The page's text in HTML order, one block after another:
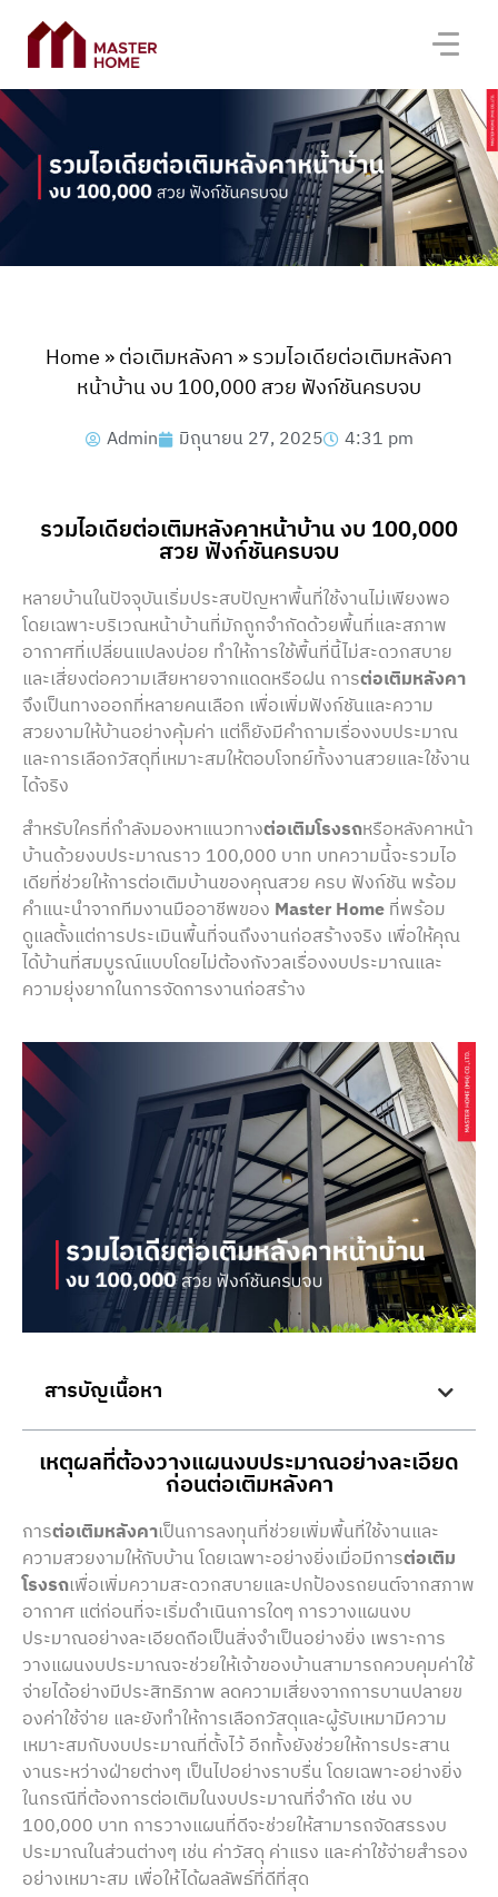
Home »ต่อเติมหลังคา »รวมไอเดียต่อเติมหลังคา
หน้าบ้าน งบ 100,000 สวย ฟังก์ชันครบจบ
Admin มิถุนายน 27, 2025 4:31 pm
รวมไอเดียต่อเติมหลังคาหน้าบ้าน งบ 100,000
สวย ฟังก์ชันครบจบ
หลายบ้านในปัจจุบันเริ่มประสบปัญหาพื้นที่ใช้งานไม่เพียงพอ
โดยเฉพาะบริเวณหน้าบ้านที่มักถูกจำกัดด้วยพื้นที่และสภาพ
อากาศที่เปลี่ยนแปลงบ่อย ทำให้การใช้พื้นที่นี้ไม่สะดวกสบาย
และเสี่ยงต่อความเสียหายจากแดดหรือฝน การต่อเติมหลังคา
จึงเป็นทางออกที่หลายคนเลือก เพื่อเพิ่มฟังก์ชันและความ
สวยงามให้บ้านอย่างคุ้มค่า แต่ก็ยังมีคำถามเรื่องงบประมาณ
และการเลือกวัสดุที่เหมาะสมให้ตอบโจทย์ทั้งงานสวยและใช้งาน
ได้จริง
สำหรับใครที่กำลังมองหาแนวทางต่อเติมโรงรถหรือหลังคาหน้า
บ้านด้วยงบประมาณราว 100,000 บาท บทความนี้จะรวมไอ
เดียที่ช่วยให้การต่อเติมบ้านของคุณสวย ครบ ฟังก์ชัน พร้อม
คำแนะนำจากทีมงานมืออาชีพของ Master Homeที่พร้อม
ดูแลตั้งแต่การประเมินพื้นที่จนถึงงานก่อสร้างจริง เพื่อให้คุณ
ได้บ้านที่สมบูรณ์แบบโดยไม่ต้องกังวลเรื่องงบประมาณและ
ความยุ่งยากในการจัดการงานก่อสร้าง
สารบัญเนื้อหา
เหตุผลที่ต้องวางแผนงบประมาณอย่างละเอียด
ก่อนต่อเติมหลังคา
การต่อเติมหลังคาเป็นการลงทุนที่ช่วยเพิ่มพื้นที่ใช้งานและ
ความสวยงามให้กับบ้าน โดยเฉพาะอย่างยิ่งเมื่อมีการต่อเติม
โรงรถเพื่อเพิ่มความสะดวกสบายและปกป้องรถยนต์จากสภาพ
อากาศ แต่ก่อนที่จะเริ่มดำเนินการใดๆ การวางแผนงบ
ประมาณอย่างละเอียดถือเป็นสิ่งจำเป็นอย่างยิ่ง เพราะการ
วางแผนงบประมาณจะช่วยให้เจ้าของบ้านสามารถควบคุมค่าใช้
จ่ายได้อย่างมีประสิทธิภาพ ลดความเสี่ยงจากการบานปลายข
องค่าใช้จ่าย และยังทำให้การเลือกวัสดุและผู้รับเหมามีความ
เหมาะสมกับงบประมาณที่ตั้งไว้ อีกทั้งยังช่วยให้การประสาน
งานระหว่างฝ่ายต่างๆ เป็นไปอย่างราบรื่น โดยเฉพาะอย่างยิ่ง
ในกรณีที่ต้องการต่อเติมในงบประมาณที่จำกัด เช่น งบ
100,000 บาท การวางแผนที่ดีจะช่วยให้สามารถจัดสรรงบ
ประมาณในส่วนต่างๆ เช่น ค่าวัสดุ ค่าแรง และค่าใช้จ่ายสำรอง
อย่างเหมาะสม เพื่อให้ได้ผลลัพธ์ที่ดีที่สุด